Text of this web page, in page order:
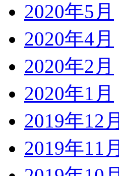
2020年5月
2020年4月
2020年2月
2020年1月
2019年12月
2019年11月